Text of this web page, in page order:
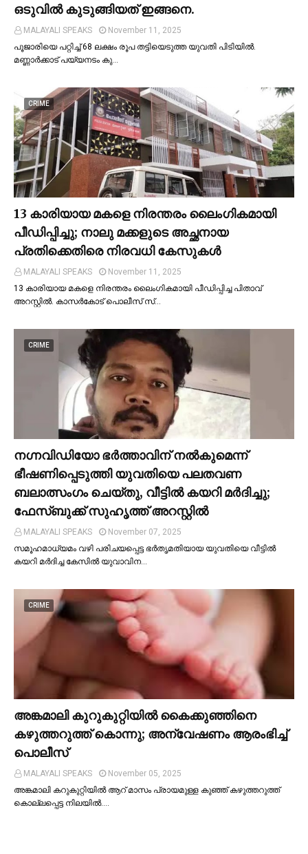
ഒടുവില്‍ കുടുങ്ങിയത് ഇങ്ങനെ.
MALAYALI SPEAKS
November 11, 2025
പൂജാരിയെ പറ്റിച്ച്‌ 68 ലക്ഷം രൂപ തട്ടിയെടുത്ത യുവതി പിടിയില്‍.
മണ്ണാർക്കാട് പയ്യനടം കു…
CRIME
13 കാരിയായ മകളെ നിരന്തരം ലൈംഗികമായി
പീഡിപ്പിച്ചു; നാലു മക്കളുടെ അച്ഛനായ
പ്രതിക്കെതിരെ നിരവധി കേസുകള്‍
MALAYALI SPEAKS
November 11, 2025
13 കാരിയായ മകളെ നിരന്തരം ലൈംഗികമായി പീഡിപ്പിച്ച പിതാവ്
അറസ്റ്റില്‍. കാസർകോട് പൊലീസ് സ്…
CRIME
നഗ്നവിഡിയോ ഭര്‍ത്താവിന് നല്‍കുമെന്ന്
ഭീഷണിപ്പെടുത്തി യുവതിയെ പലതവണ
ബലാത്സംഗം ചെയ്തു, വീട്ടില്‍ കയറി മര്‍ദിച്ചു;
ഫേസ്ബുക്ക് സുഹൃത്ത് അറസ്റ്റില്‍
MALAYALI SPEAKS
November 07, 2025
സമൂഹമാധ്യമം വഴി പരിചയപ്പെട്ട ഭർതൃമതിയായ യുവതിയെ വീട്ടില്‍
കയറി മർദിച്ച കേസില്‍ യുവാവിന…
CRIME
അങ്കമാലി കുറുകുറ്റിയില്‍ കൈക്കുഞ്ഞിനെ
കഴുത്തറുത്ത് കൊന്നു; അന്വേഷണം ആരംഭിച്ച്‌
പൊലീസ്
MALAYALI SPEAKS
November 05, 2025
അങ്കമാലി കറുകുറ്റിയില്‍ ആറ് മാസം പ്രായമുള്ള കുഞ്ഞ് കഴുത്തറുത്ത്
കൊല്ലപ്പെട്ട നിലയില്‍.…